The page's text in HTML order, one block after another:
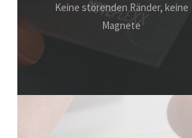
Keine störenden Ränder, keine
Magnete